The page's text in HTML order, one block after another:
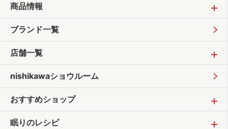
商品情報
ブランド一覧
店舗一覧
nishikawaショウルーム
おすすめショップ
眠りのレシピ